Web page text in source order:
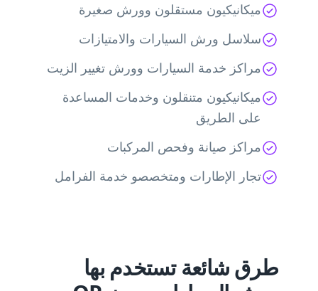
ميكانيكيون مستقلون وورش صغيرة
سلاسل ورش السيارات والامتيازات
مراكز خدمة السيارات وورش تغيير الزيت
ميكانيكيون متنقلون وخدمات المساعدة
على الطريق
مراكز صيانة وفحص المركبات
تجار الإطارات ومتخصصو خدمة الفرامل
طرق شائعة تستخدم بها